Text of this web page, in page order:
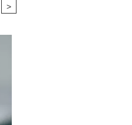
>